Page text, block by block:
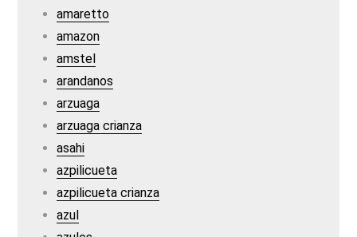
amaretto
amazon
amstel
arandanos
arzuaga
arzuaga crianza
asahi
azpilicueta
azpilicueta crianza
azul